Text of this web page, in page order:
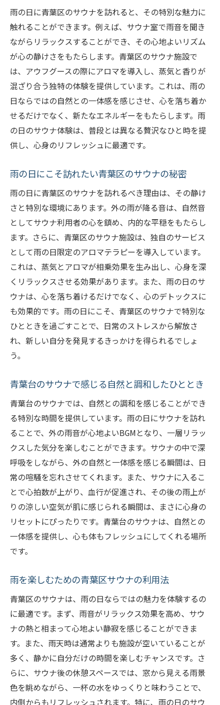
雨の日に青葉区のサウナを訪れると、その特別な魅力に
触れることができます。例えば、サウナ室で雨音を聞き
ながらリラックスすることができ、その心地よいリズム
が心の静けさをもたらします。青葉区のサウナ施設で
は、アウフグースの際にアロマを導入し、蒸気と香りが
混ざり合う独特の体験を提供しています。これは、雨の
日ならではの自然との一体感を感じさせ、心を落ち着か
せるだけでなく、新たなエネルギーをもたらします。雨
の日のサウナ体験は、普段とは異なる贅沢なひと時を提
供し、心身のリフレッシュに最適です。
雨の日にこそ訪れたい青葉区のサウナの秘密
雨の日に青葉区のサウナを訪れるべき理由は、その静け
さと特別な環境にあります。外の雨が降る音は、自然音
としてサウナ利用者の心を鎮め、内的な平穏をもたらし
ます。さらに、青葉区のサウナ施設は、独自のサービス
として雨の日限定のアロマテラピーを導入しています。
これは、蒸気とアロマが相乗効果を生み出し、心身を深
くリラックスさせる効果があります。また、雨の日のサ
ウナは、心を落ち着けるだけでなく、心のデトックスに
も効果的です。雨の日にこそ、青葉区のサウナで特別な
ひとときを過ごすことで、日常のストレスから解放さ
れ、新しい自分を発見するきっかけを得られるでしょ
う。
青葉台のサウナで感じる自然と調和したひととき
青葉台のサウナでは、自然との調和を感じることができ
る特別な時間を提供しています。雨の日にサウナを訪れ
ることで、外の雨音が心地よいBGMとなり、一層リラッ
クスした気分を楽しむことができます。サウナの中で深
呼吸をしながら、外の自然と一体感を感じる瞬間は、日
常の喧騒を忘れさせてくれます。また、サウナに入るこ
とで心拍数が上がり、血行が促進され、その後の雨上が
りの涼しい空気が肌に感じられる瞬間は、まさに心身の
リセットにぴったりです。青葉台のサウナは、自然との
一体感を提供し、心も体もフレッシュにしてくれる場所
です。
雨を楽しむための青葉区サウナの利用法
青葉区のサウナは、雨の日ならではの魅力を体験するの
に最適です。まず、雨音がリラックス効果を高め、サウ
ナの熱と相まって心地よい静寂を感じることができま
す。また、雨天時は通常よりも施設が空いていることが
多く、静かに自分だけの時間を楽しむチャンスです。さ
らに、サウナ後の休憩スペースでは、窓から見える雨景
色を眺めながら、一杯の水をゆっくりと味わうことで、
内側からもリフレッシュされます。特に、雨の日のサウ